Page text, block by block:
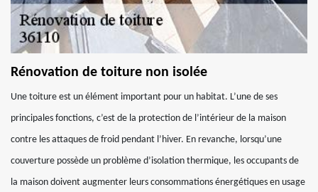
Rénovation de toiture non isolée
Une toiture est un élément important pour un habitat. L’une de ses
principales fonctions, c’est de la protection de l’intérieur de la maison
contre les attaques de froid pendant l’hiver. En revanche, lorsqu’une
couverture possède un problème d’isolation thermique, les occupants de
la maison doivent augmenter leurs consommations énergétiques en usage